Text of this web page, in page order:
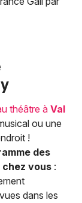
théâtre àVal
ou une
!
des
vous :
dans les